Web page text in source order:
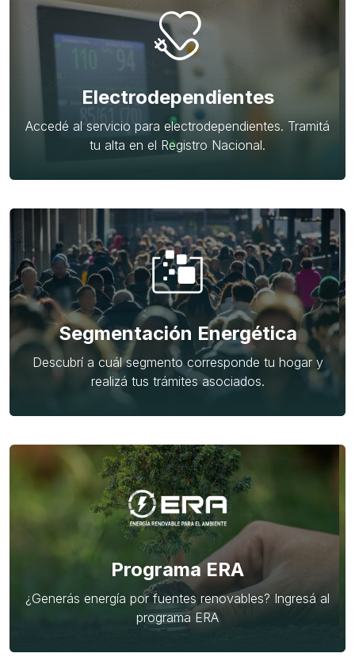
Electrodependientes
Accedé al servicio para electrodependientes. Tramitá
tu alta en el Registro Nacional.
Segmentación Energética
Descubrí a cuál segmento corresponde tu hogar y
realizá tus trámites asociados.
Programa ERA
¿Generás energía por fuentes renovables? Ingresá al
programa ERA